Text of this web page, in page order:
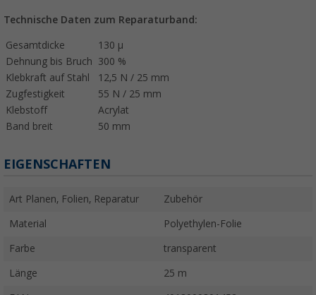
Technische Daten zum Reparaturband:
Gesamtdicke
130 µ
Dehnung bis Bruch
300 %
Klebkraft auf Stahl
12,5 N / 25 mm
Zugfestigkeit
55 N / 25 mm
Klebstoff
Acrylat
Band breit
50 mm
EIGENSCHAFTEN
Art Planen, Folien, Reparatur Zubehör
Material Polyethylen-Folie
Farbe transparent
Länge 25 m